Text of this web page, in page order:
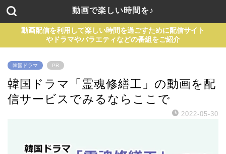
動画で楽しい時間を♪
動画配信を利用して楽しい時間を過ごすために配信サイト
やドラマやバラエティなどの番組をご紹介
韓国ドラマ PR
韓国ドラマ「霊魂修繕工」の動画を配
信サービスでみるならここで
2022-05-30